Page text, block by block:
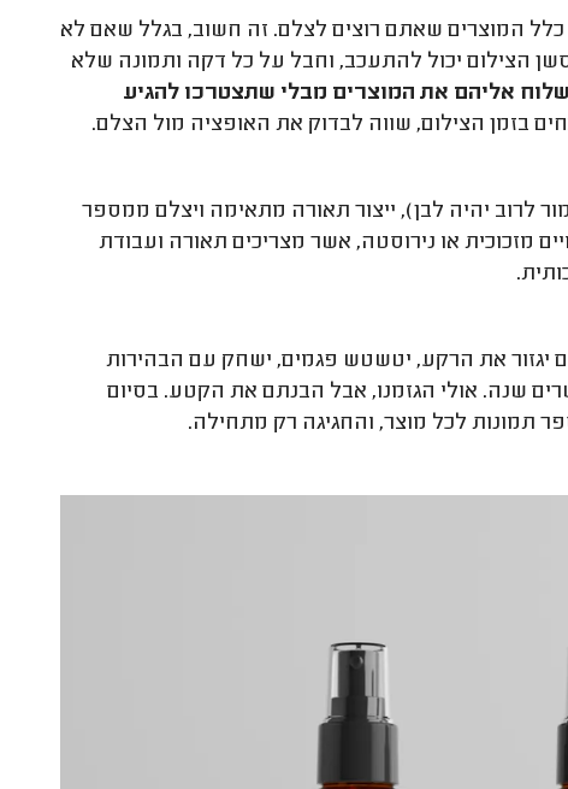
המוצרים שאתם רוצים לצלם. זה חשוב, בגלל שאם לא
הצילום יכול להתעכב, וחבל על כל דקה ותמונה שלא
אליהם את המוצרים מבלי שתצטרכו להגיע
בזמן הצילום, שווה לבדוק את האופציה מול הצלם.
לרוב יהיה לבן), ייצור תאורה מתאימה ויצלם ממספר
מזכוכית או נירוסטה, אשר מצריכים תאורה ועבודת
יגזור את הרקע, יטשטש פגמים, ישחק עם הבהירות
שנה. אולי הגזמנו, אבל הבנתם את הקטע. בסיום
תמונות לכל מוצר, והחגיגה רק מתחילה.